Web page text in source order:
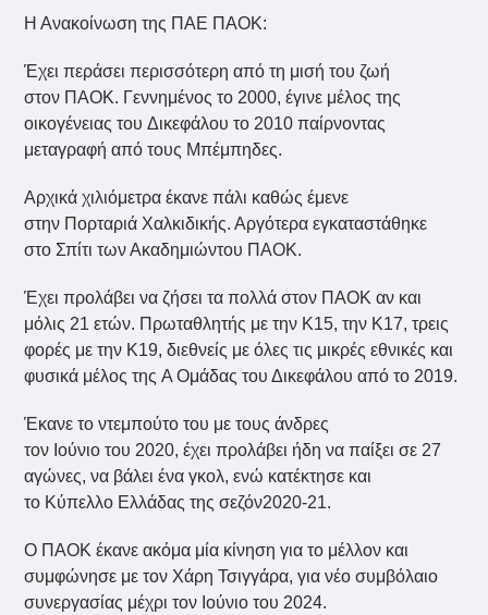
Η Ανακοίνωση της ΠΑΕ ΠΑΟΚ:
Έχει περάσει περισσότερη από τη μισή του ζωή
στον ΠΑΟΚ. Γεννημένος το 2000, έγινε μέλος της
οικογένειας του Δικεφάλου το 2010 παίρνοντας
μεταγραφή από τους Μπέμπηδες.
Αρχικά χιλιόμετρα έκανε πάλι καθώς έμενε
στην Πορταριά Χαλκιδικής. Αργότερα εγκαταστάθηκε
στο Σπίτι των Ακαδημιώντου ΠΑΟΚ.
Έχει προλάβει να ζήσει τα πολλά στον ΠΑΟΚ αν και
μόλις 21 ετών. Πρωταθλητής με την Κ15, την Κ17, τρεις
φορές με την Κ19, διεθνείς με όλες τις μικρές εθνικές και
φυσικά μέλος της Α Ομάδας του Δικεφάλου από το 2019.
Έκανε το ντεμπούτο του με τους άνδρες
τον Ιούνιο του 2020, έχει προλάβει ήδη να παίξει σε 27
αγώνες, να βάλει ένα γκολ, ενώ κατέκτησε και
το Κύπελλο Ελλάδας της σεζόν2020-21.
Ο ΠΑΟΚ έκανε ακόμα μία κίνηση για το μέλλον και
συμφώνησε με τον Χάρη Τσιγγάρα, για νέο συμβόλαιο
συνεργασίας μέχρι τον Ιούνιο του 2024.